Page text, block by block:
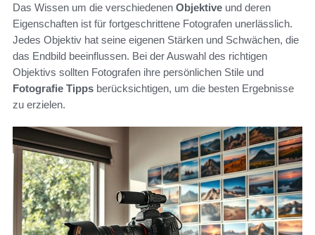
Das Wissen um die verschiedenen Objektive und deren
Eigenschaften ist für fortgeschrittene Fotografen unerlässlich.
Jedes Objektiv hat seine eigenen Stärken und Schwächen, die
das Endbild beeinflussen. Bei der Auswahl des richtigen
Objektivs sollten Fotografen ihre persönlichen Stile und
Fotografie Tipps berücksichtigen, um die besten Ergebnisse
zu erzielen.